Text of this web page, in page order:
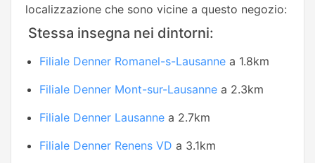
localizzazione che sono vicine a questo negozio:
Stessa insegna nei dintorni:
Filiale Denner Romanel-s-Lausanne a 1.8km
Filiale Denner Mont-sur-Lausanne a 2.3km
Filiale Denner Lausanne a 2.7km
Filiale Denner Renens VD a 3.1km